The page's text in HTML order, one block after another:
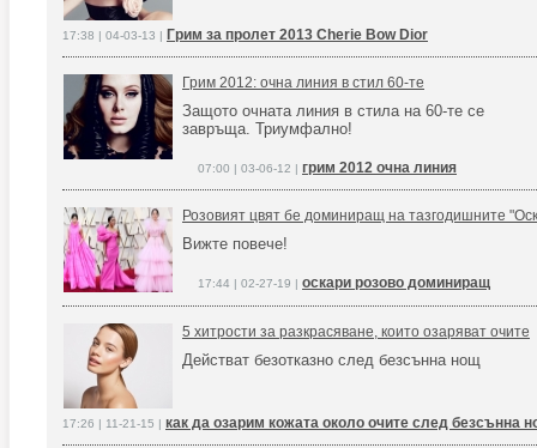
17:38 | 04-03-13 | Грим за пролет 2013 Cherie Bow Dior
Грим 2012: очна линия в стил 60-те
Защото очната линия в стила на 60-те се
завръща. Триумфално!
07:00 | 03-06-12 | грим 2012 очна линия
Розовият цвят бе доминиращ на тазгодишните
Вижте повече!
17:44 | 02-27-19 | оскари розово доминиращ
5 хитрости за разкрасяване, които озаряват очите
Действат безотказно след безсънна нощ
17:26 | 11-21-15 | как да озарим кожата около очите след безсънна